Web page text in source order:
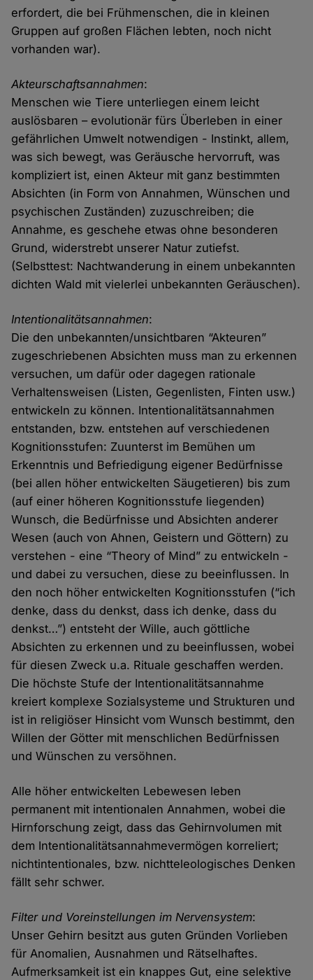
erfordert, die bei Frühmenschen, die in kleinen
Gruppen auf großen Flächen lebten, noch nicht
vorhanden war).
Akteurschaftsannahmen:
Menschen wie Tiere unterliegen einem leicht
auslösbaren – evolutionär fürs Überleben in einer
gefährlichen Umwelt notwendigen - Instinkt, allem,
was sich bewegt, was Geräusche hervorruft, was
kompliziert ist, einen Akteur mit ganz bestimmten
Absichten (in Form von Annahmen, Wünschen und
psychischen Zuständen) zuzuschreiben; die
Annahme, es geschehe etwas ohne besonderen
Grund, widerstrebt unserer Natur zutiefst.
(Selbsttest: Nachtwanderung in einem unbekannten
dichten Wald mit vielerlei unbekannten Geräuschen).
Intentionalitätsannahmen:
Die den unbekannten/unsichtbaren “Akteuren”
zugeschriebenen Absichten muss man zu erkennen
versuchen, um dafür oder dagegen rationale
Verhaltensweisen (Listen, Gegenlisten, Finten usw.)
entwickeln zu können. Intentionalitätsannahmen
entstanden, bzw. entstehen auf verschiedenen
Kognitionsstufen: Zuunterst im Bemühen um
Erkenntnis und Befriedigung eigener Bedürfnisse
(bei allen höher entwickelten Säugetieren) bis zum
(auf einer höheren Kognitionsstufe liegenden)
Wunsch, die Bedürfnisse und Absichten anderer
Wesen (auch von Ahnen, Geistern und Göttern) zu
verstehen - eine “Theory of Mind” zu entwickeln -
und dabei zu versuchen, diese zu beeinflussen. In
den noch höher entwickelten Kognitionsstufen (“ich
denke, dass du denkst, dass ich denke, dass du
denkst…”) entsteht der Wille, auch göttliche
Absichten zu erkennen und zu beeinflussen, wobei
für diesen Zweck u.a. Rituale geschaffen werden.
Die höchste Stufe der Intentionalitätsannahme
kreiert komplexe Sozialsysteme und Strukturen und
ist in religiöser Hinsicht vom Wunsch bestimmt, den
Willen der Götter mit menschlichen Bedürfnissen
und Wünschen zu versöhnen.
Alle höher entwickelten Lebewesen leben
permanent mit intentionalen Annahmen, wobei die
Hirnforschung zeigt, dass das Gehirnvolumen mit
dem Intentionalitätsannahmevermögen korreliert;
nichtintentionales, bzw. nichtteleologisches Denken
fällt sehr schwer.
Filter und Voreinstellungen im Nervensystem:
Unser Gehirn besitzt aus guten Gründen Vorlieben
für Anomalien, Ausnahmen und Rätselhaftes.
Aufmerksamkeit ist ein knappes Gut, eine selektive